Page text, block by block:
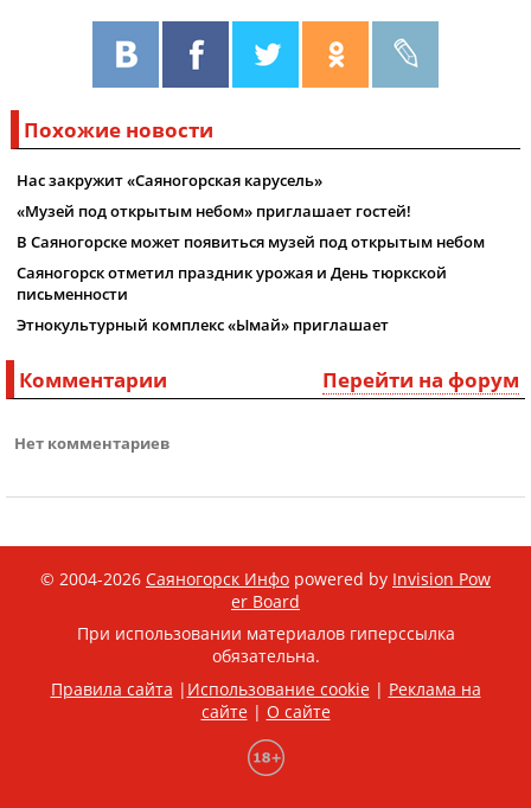
Похожие новости
Нас закружит «Саяногорская карусель»
«Музей под открытым небом» приглашает гостей!
В Саяногорске может появиться музей под открытым небом
Саяногорск отметил праздник урожая и День тюркской
письменности
Этнокультурный комплекс «Ымай» приглашает
Перейти на форум
Комментарии
Нет комментариев
© 2004-2026 Саяногорск Инфо powered by Invision Pow
er Board
При использовании материалов гиперссылка
обязательна.
Правила сайта | Использование cookie| Реклама на
сайте| О сайте